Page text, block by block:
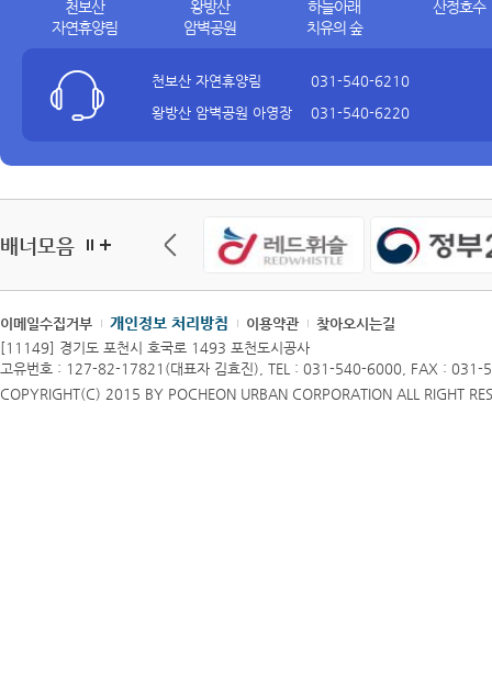
천보산
자연휴양림
왕방산
암벽공원
하늘아래
치유의 숲
산정호수
천보산 자연휴양림
031-540-6210
왕방산 암벽공원 아영장
031-540-6220
여성회관
031-540-6285
배너모음
이메일수집거부 개인정보 처리방침 이용약관
찾아오시는길
[11149] 경기도 포천시 호국로 1493 포천도시공사
고유번호 : 127-82-17821(대표자 김효진), TEL : 031-540-6000, FAX : 031-
COPYRIGHT(C) 2015 BY POCHEON URBAN CORPORATION ALL RIGHT